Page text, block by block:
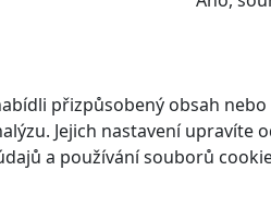
přizpůsobený obsah
Jejich nastavení
a používání souborů